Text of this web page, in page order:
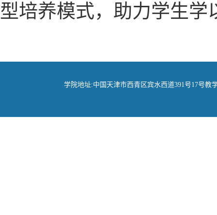
型培养模式，助力学生学
学院地址:中国天津市西青区宾水西道391号17号教